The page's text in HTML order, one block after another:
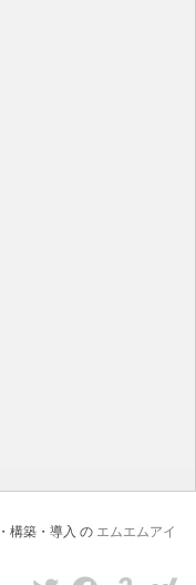
構築・導入 の エムエムアイ